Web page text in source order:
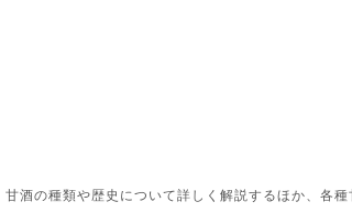
酒の種類や歴史について詳しく解説するほか、各